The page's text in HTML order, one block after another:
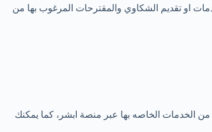
او تقديم الشكاوي والمقترحات المرغوب بها من
من الخدمات الخاصه بها عبر منصة ابشر، كما يمكنك